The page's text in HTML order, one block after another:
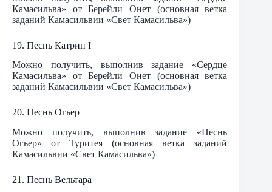
Камасильва» от Берейли Онет (основная ветка
заданий Камасильвии «Свет Камасильва»)
19. Песнь Катрин I
Можно получить, выполнив задание «Сердце
Камасильва» от Берейли Онет (основная ветка
заданий Камасильвии «Свет Камасильва»)
20. Песнь Огьер
Можно получить, выполнив задание «Песнь
Огьер» от Туритея (основная ветка заданий
Камасильвии «Свет Камасильва»)
21. Песнь Вельтара